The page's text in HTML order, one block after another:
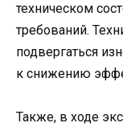
техническом
требований.
подвергаться
к снижению
Также, в ходе